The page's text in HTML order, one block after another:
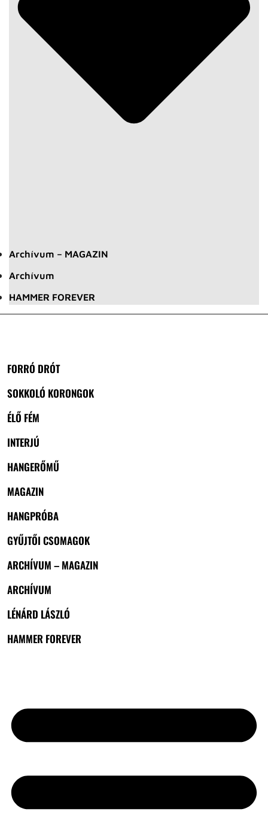
Archívum – MAGAZIN
Archívum
HAMMER FOREVER
FORRÓ DRÓT
SOKKOLÓ KORONGOK
ÉLŐ FÉM
INTERJÚ
HANGERŐMŰ
MAGAZIN
HANGPRÓBA
GYŰJTŐI CSOMAGOK
ARCHÍVUM – MAGAZIN
ARCHÍVUM
LÉNÁRD LÁSZLÓ
HAMMER FOREVER